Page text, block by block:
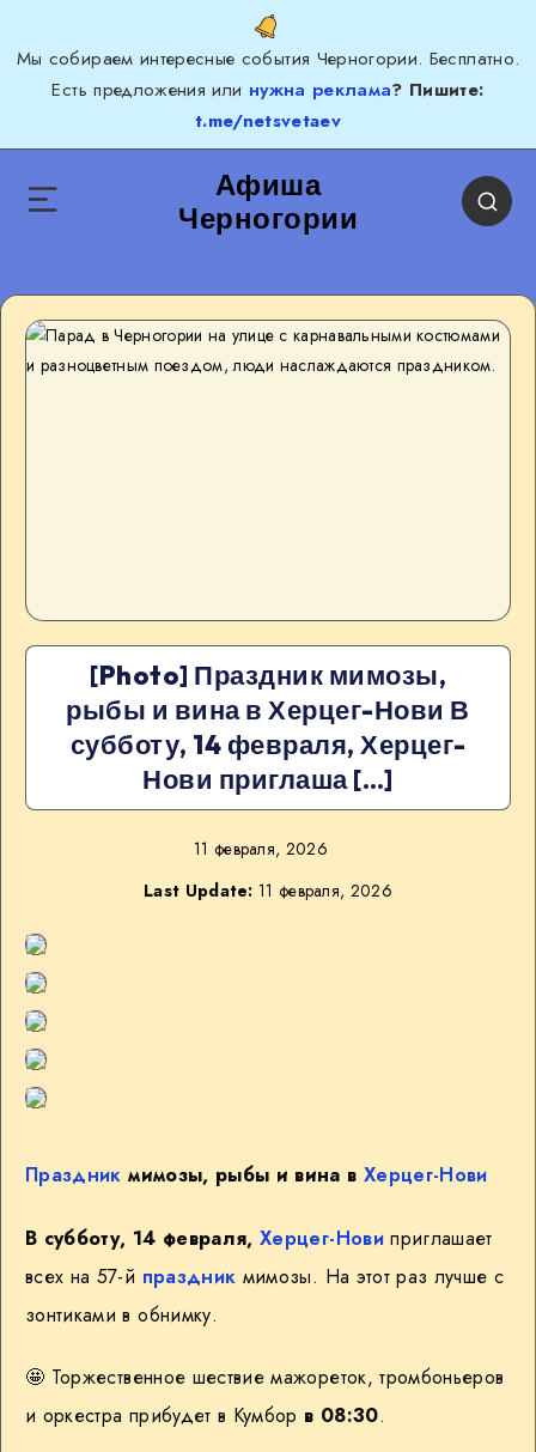
Мы собираем интересные события Черногории. Бесплатно.
Есть предложения или нужна реклама? Пишите:
t.me/netsvetaev
Афиша
Черногории
[Photo] Праздник мимозы,
рыбы и вина в Херцег-Нови В
субботу, 14 февраля, Херцег-
Нови приглаша […]
11 февраля, 2026
Last Update: 11 февраля, 2026
Праздник мимозы, рыбы и вина в Херцег-Нови
В субботу, 14 февраля,Херцег-Новиприглашает
всех на 57-й праздник мимозы. На этот раз лучше с
зонтиками в обнимку.
🤩 Торжественное шествие мажореток, тромбоньеров
и оркестра прибудет в Кумбор в 08:30.